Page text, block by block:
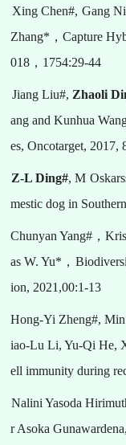
Xing Chen#, Gang
Zhang* ， Capture
018 ， 1754:29-44
Jiang Liu#, Zhaoli
ang and Kunhua
es, Oncotarget, 2017,
Z-L Ding#, M
mestic dog in
Chunyan Yang# ，
as W. Yu* ，
ion, 2021,00:1-13
Hong-Yi Zheng#,
iao-Lu Li, Yu-Qi He,
ell immunity during
Nalini Yasoda
r Asoka